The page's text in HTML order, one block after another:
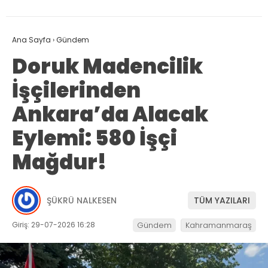
Ana Sayfa ›Gündem
Doruk Madencilik
İşçilerinden
Ankara’da Alacak
Eylemi: 580 İşçi
Mağdur!
ŞÜKRÜ NALKESEN TÜM YAZILARI
Giriş: 29-07-2026 16:28 Gündem Kahramanmaraş